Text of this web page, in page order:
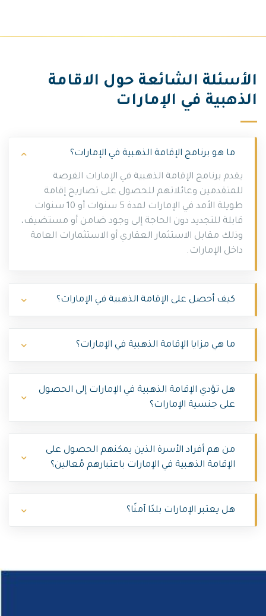
الأسئلة الشائعة حول الاقامة
الذهبية في الإمارات
ما هو برنامج الإقامة الذهبية في الإمارات؟
يقدم برنامج الإقامة الذهبية في الإمارات الفرصة
للمتقدمين وعائلاتهم للحصول على تصاريح إقامة
طويلة الأمد في الإمارات لمدة 5 سنوات أو 10 سنوات
قابلة للتجديد دون الحاجة إلى وجود ضامن أو مستضيف،
وذلك مقابل الاستثمار العقاري أو الاستثمارات العامة
داخل الإمارات.
كيف أحصل على الإقامة الذهبية في الإمارات؟
ما هي مزايا الإقامة الذهبية في الإمارات؟
هل تؤدي الإقامة الذهبية في الإمارات إلى الحصول
على جنسية الإمارات؟
من هم أفراد الأسرة الذين يمكنهم الحصول على
الإقامة الذهبية في الإمارات باعتبارهم مُعالين؟
هل يعتبر الإمارات بلدًا آمنًا؟